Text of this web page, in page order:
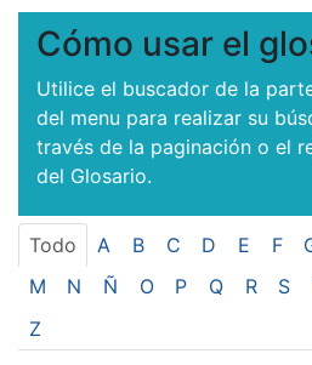
Esto nos ayuda a recolectar
Cómo usar el
Utilice el buscador de la
del menu para realizar su
través de la paginación o el
del Glosario.
Todo A B C D E F
M
N Ñ O P Q R S
Z